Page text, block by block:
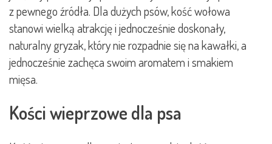
z pewnego źródła. Dla dużych psów, kość wołowa
stanowi wielką atrakcję i jednocześnie doskonały,
naturalny gryzak, który nie rozpadnie się na kawałki, a
jednocześnie zachęca swoim aromatem i smakiem
mięsa.
Kości wieprzowe dla psa